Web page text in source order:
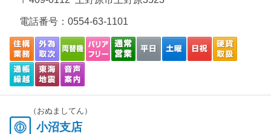
電話番号： 0554-63-1101
（おぬましてん）
小沼支店